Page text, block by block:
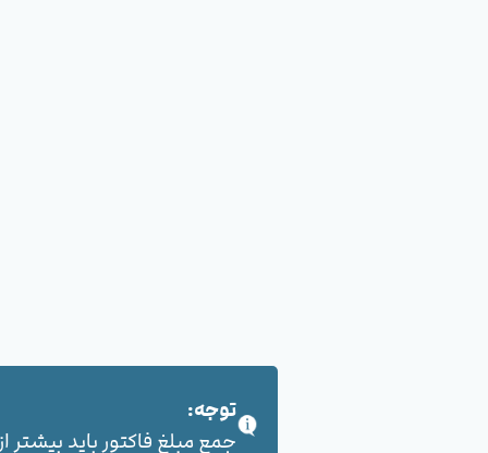
توجه:
جمع مبلغ فاکتور باید بیشتر از 100,000 هزار تومان